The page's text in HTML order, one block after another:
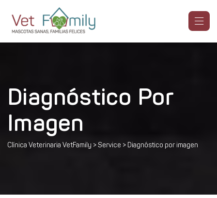
Diagnóstico Por
Imagen
Clínica Veterinaria VetFamily >Service > Diagnóstico por imagen